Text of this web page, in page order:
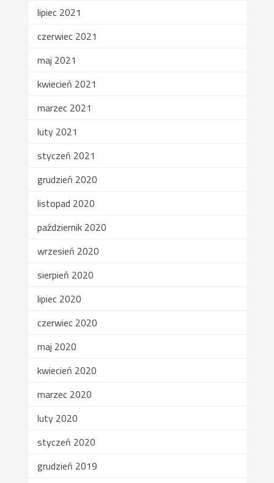
lipiec 2021
czerwiec 2021
maj 2021
kwiecień 2021
marzec 2021
luty 2021
styczeń 2021
grudzień 2020
listopad 2020
październik 2020
wrzesień 2020
sierpień 2020
lipiec 2020
czerwiec 2020
maj 2020
kwiecień 2020
marzec 2020
luty 2020
styczeń 2020
grudzień 2019